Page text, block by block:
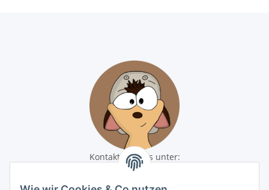
Kontaktiere uns unter:
shop@baunativ.de